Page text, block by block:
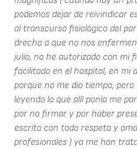
podemos dejar de reivindicar
al transcurso fisiológico del
drecho a que no nos
julio, no he autorizado con mi
facilitado en el hospital, en mi
porque no me dio tiempo,
leyendo lo que allí ponía me
por no firmar y por haber
escrito con todo respeto y
profesionales ) ya me han